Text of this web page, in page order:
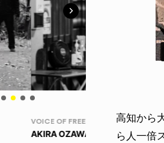
VOICE OF FREEDOM
TONY ALVA
高知から
ら人一倍